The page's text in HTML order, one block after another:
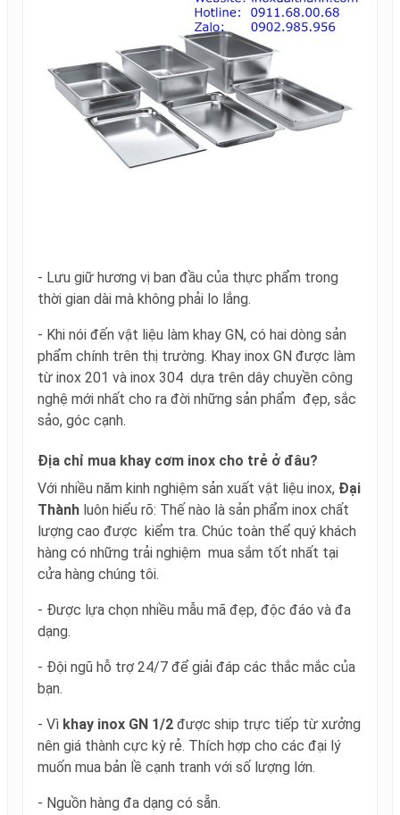
- Lưu giữ hương vị ban đầu của thực phẩm trong
thời gian dài mà không phải lo lắng.
- Khi nói đến vật liệu làm khay GN, có hai dòng sản
phẩm chính trên thị trường. Khay inox GN được làm
từ inox 201 và inox 304 dựa trên dây chuyền công
nghệ mới nhất cho ra đời những sản phẩm đẹp, sắc
sảo, góc cạnh.
Địa chỉ mua khay cơm inox cho trẻ ở đâu?
Với nhiều năm kinh nghiệm sản xuất vật liệu inox, Đại
Thành luôn hiểu rõ: Thế nào là sản phẩm inox chất
lượng cao được kiểm tra. Chúc toàn thể quý khách
hàng có những trải nghiệm mua sắm tốt nhất tại
cửa hàng chúng tôi.
- Được lựa chọn nhiều mẫu mã đẹp, độc đáo và đa
dạng.
- Đội ngũ hỗ trợ 24/7 để giải đáp các thắc mắc của
bạn.
- Vì khay inox GN 1/2 được ship trực tiếp từ xưởng
nên giá thành cực kỳ rẻ. Thích hợp cho các đại lý
muốn mua bản lề cạnh tranh với số lượng lớn.
- Nguồn hàng đa dạng có sẵn.